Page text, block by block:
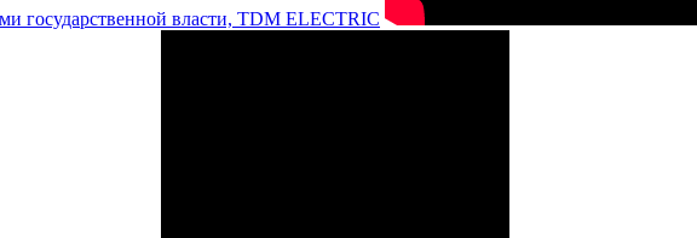
государственной власти, TDM ELECTRIC